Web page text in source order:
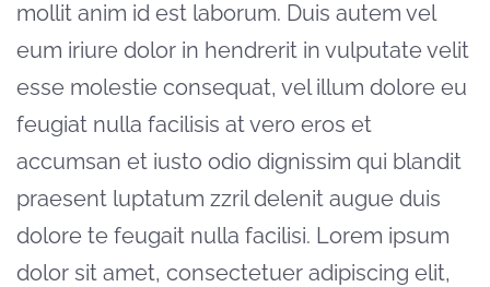
mollit anim id est laborum. Duis autem vel
eum iriure dolor in hendrerit in vulputate velit
esse molestie consequat, vel illum dolore eu
feugiat nulla facilisis at vero eros et
accumsan et iusto odio dignissim qui blandit
praesent luptatum zzril delenit augue duis
dolore te feugait nulla facilisi. Lorem ipsum
dolor sit amet, consectetuer adipiscing elit,